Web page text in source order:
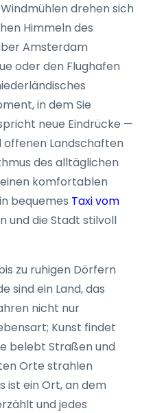
drehen sich
Himmeln des
Amsterdam
oder den Flughafen
in dem Sie
neue Eindrücke —
Landschaften
des alltäglichen
komfortablen
bequemes Taxi vom
und die Stadt stilvoll
zu ruhigen Dörfern
sind ein Land, das
nicht nur
Kunst findet
belebt Straßen und
Orte strahlen
ist ein Ort, an dem
und jedes